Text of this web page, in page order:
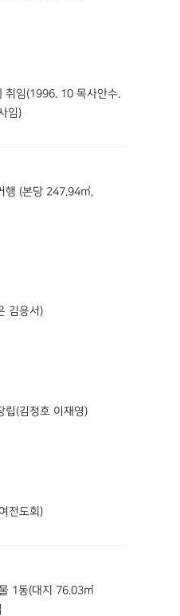
취임(1996. 10 목사안수.
임)
행 (본당 247.94㎡,
김응서)
립(김정호 이재영)
전도회)
1동(대지 76.03㎡